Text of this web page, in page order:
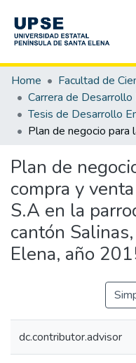
Communities & Collections
All of DSpace
Statistics
Home
Plan de
compra y
S.A en la
cantón
Elena, año
dc.contributor.advisor